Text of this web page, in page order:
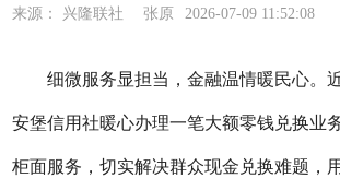
来源： 兴隆联社 张原 2026-07-09 11:52:08
细微服务显担当，金融温情暖民心。
安堡信用社暖心办理一笔大额零钱兑换业
柜面服务，切实解决群众现金兑换难题，